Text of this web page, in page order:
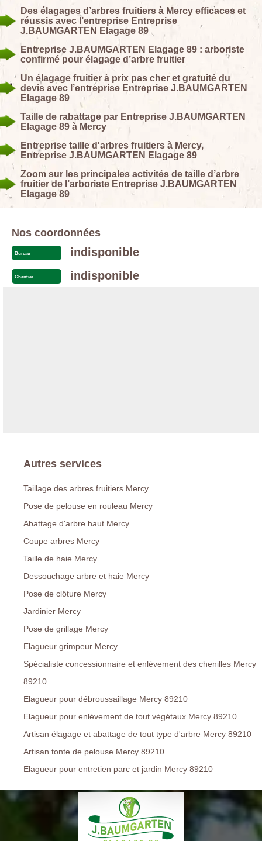
Des élagages d’arbres fruitiers à Mercy efficaces et
réussis avec l’entreprise Entreprise
J.BAUMGARTEN Elagage 89
Entreprise J.BAUMGARTEN Elagage 89 : arboriste
confirmé pour élagage d’arbre fruitier
Un élagage fruitier à prix pas cher et gratuité du
devis avec l’entreprise Entreprise J.BAUMGARTEN
Elagage 89
Taille de rabattage par Entreprise J.BAUMGARTEN
Elagage 89 à Mercy
Entreprise taille d'arbres fruitiers à Mercy,
Entreprise J.BAUMGARTEN Elagage 89
Zoom sur les principales activités de taille d’arbre
fruitier de l’arboriste Entreprise J.BAUMGARTEN
Elagage 89
Nos coordonnées
Bureau indisponible
Chantier indisponible
Autres services
Taillage des arbres fruitiers Mercy
Pose de pelouse en rouleau Mercy
Abattage d'arbre haut Mercy
Coupe arbres Mercy
Taille de haie Mercy
Dessouchage arbre et haie Mercy
Pose de clôture Mercy
Jardinier Mercy
Pose de grillage Mercy
Elagueur grimpeur Mercy
Spécialiste concessionnaire et enlèvement des chenilles Mercy
89210
Elagueur pour débroussaillage Mercy 89210
Elagueur pour enlèvement de tout végétaux Mercy 89210
Artisan élagage et abattage de tout type d'arbre Mercy 89210
Artisan tonte de pelouse Mercy 89210
Elagueur pour entretien parc et jardin Mercy 89210